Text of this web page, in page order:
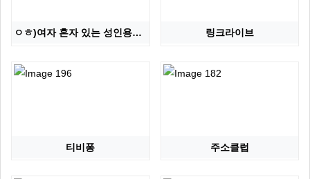
ㅇㅎ)여자 혼자 있는 성인용품점 털러 들어간 강도, 결… 링크라이브
티비퐁 주소클럽